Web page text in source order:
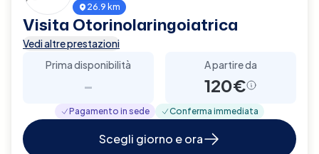
26.9 km
Visita Otorinolaringoiatrica
Vedi altre prestazioni
Prima disponibilità
-
A partire da
120€
Pagamento in sede Conferma immediata
Scegli giorno e ora